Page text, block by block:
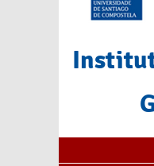
Índice de